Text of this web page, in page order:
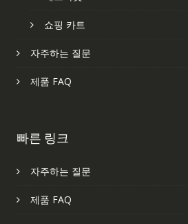
쇼핑 카트
자주하는 질문
제품 FAQ
빠른 링크
자주하는 질문
제품 FAQ